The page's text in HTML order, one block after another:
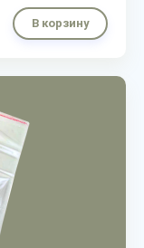
В корзину